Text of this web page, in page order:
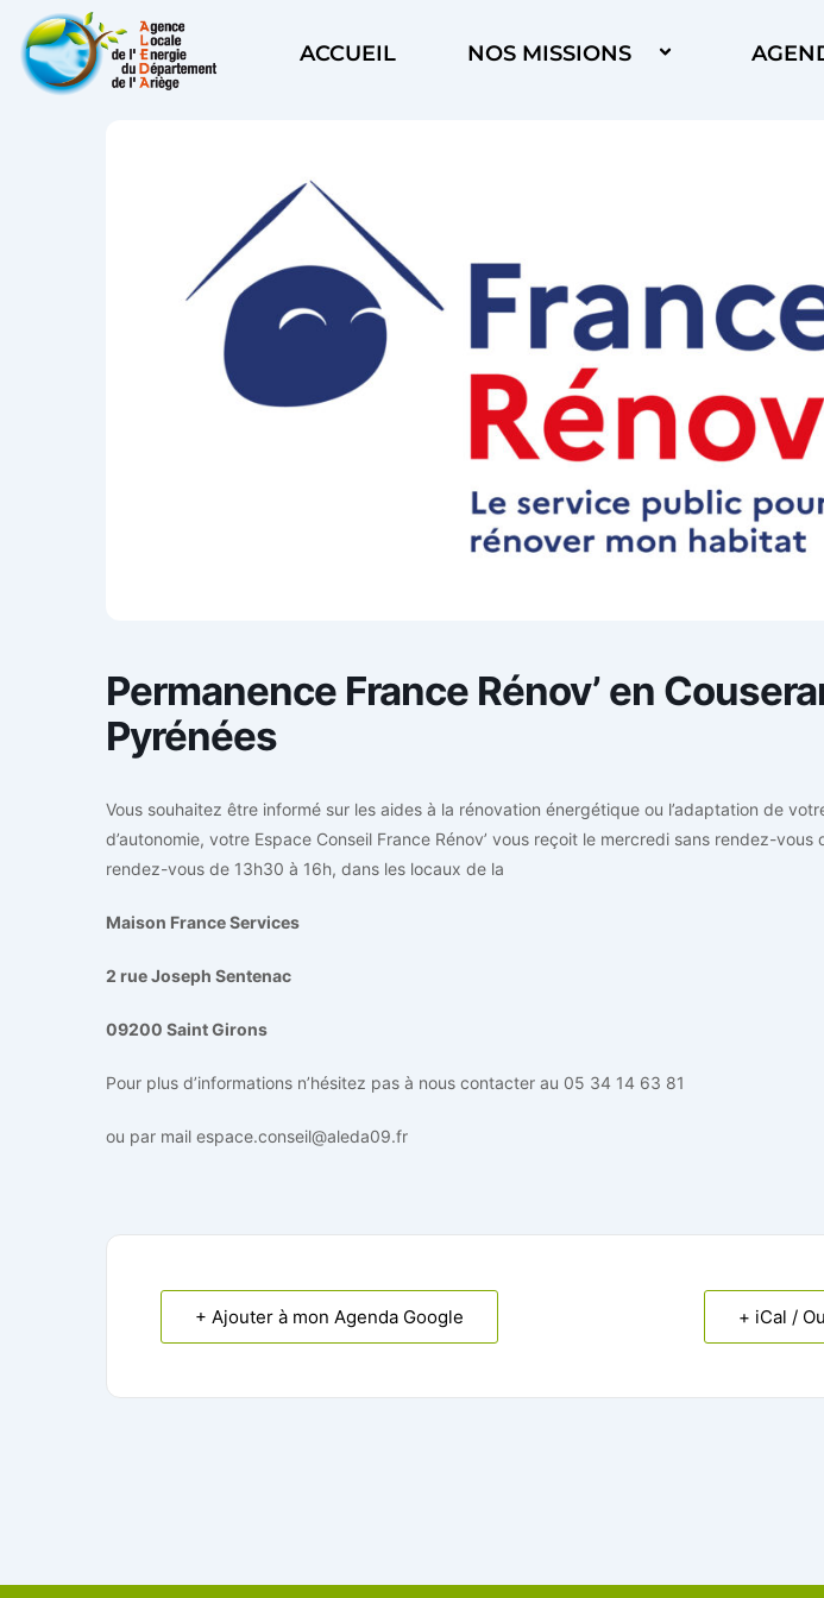
Aller
contenu
ACCUEIL NOS MISSIONS
Permanence France Rénov’ en
Pyrénées
Vous souhaitez être informé sur les aides à la rénovation énergétique ou l’adaptation de
d’autonomie, votre Espace Conseil France Rénov’ vous reçoit le mercredi sans rendez-vous
rendez-vous de 13h30 à 16h, dans les locaux de la
Maison France Services
2 rue Joseph Sentenac
09200 Saint Girons
Pour plus d’informations n’hésitez pas à nous contacter au 05 34 14 63 81
ou par mail espace.conseil@aleda09.fr
+ Ajouter à mon Agenda Google + iCal /